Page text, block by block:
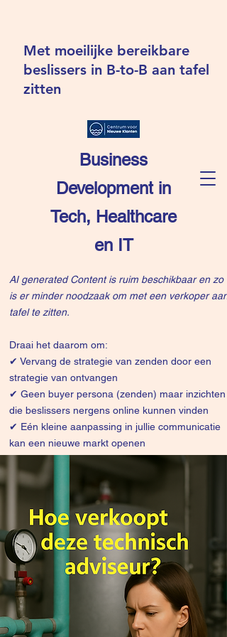
Business
Development in
Tech, Healthcare
en IT
Met moeilijke bereikbare
beslissers in B-to-B aan tafel
zitten
AI generated Content is ruim beschikbaar en zo
is er minder noodzaak om met een verkoper aan
tafel te zitten.
Draai het daarom om:
✔ Vervang de strategie van zenden door een
strategie van ontvangen
✔ Geen buyer persona (zenden) maar inzichten
die beslissers nergens online kunnen vinden
✔ Eén kleine aanpassing in jullie communicatie
kan een nieuwe markt openen